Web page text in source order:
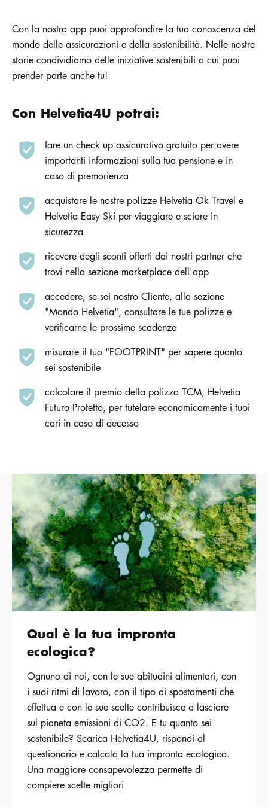
Con la nostra app puoi approfondire la tua conoscenza del
mondo delle assicurazioni e della sostenibilità. Nelle nostre
storie condividiamo delle iniziative sostenibili a cui puoi
prender parte anche tu!
Con Helvetia4U potrai:
fare un check up assicurativo gratuito per avere
importanti informazioni sulla tua pensione e in
caso di premorienza
acquistare le nostre polizze Helvetia Ok Travel e
Helvetia Easy Ski per viaggiare e sciare in
sicurezza
ricevere degli sconti offerti dai nostri partner che
trovi nella sezione marketplace dell'app
accedere, se sei nostro Cliente, alla sezione
"Mondo Helvetia", consultare le tue polizze e
verificarne le prossime scadenze
misurare il tuo "FOOTPRINT" per sapere quanto
sei sostenibile
calcolare il premio della polizza TCM, Helvetia
Futuro Protetto, per tutelare economicamente i tuoi
cari in caso di decesso
Qual è la tua impronta
ecologica?
Ognuno di noi, con le sue abitudini alimentari, con
i suoi ritmi di lavoro, con il tipo di spostamenti che
effettua e con le sue scelte contribuisce a lasciare
sul pianeta emissioni di CO2. E tu quanto sei
sostenibile? Scarica Helvetia4U, rispondi al
questionario e calcola la tua impronta ecologica.
Una maggiore consapevolezza permette di
compiere scelte migliori